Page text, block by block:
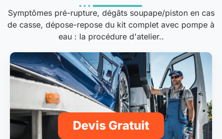
Symptômes pré-rupture, dégâts soupape/piston en cas
de casse, dépose-repose du kit complet avec pompe à
eau : la procédure d'atelier..
Devis Gratuit